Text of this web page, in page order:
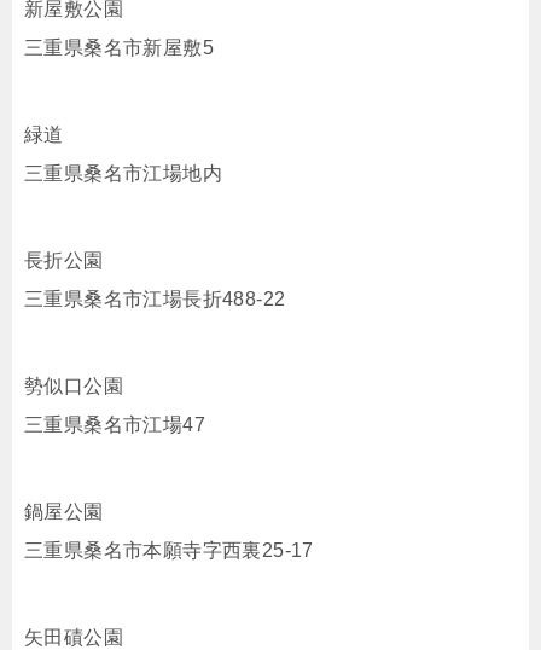
新屋敷公園
三重県桑名市新屋敷5
緑道
三重県桑名市江場地内
長折公園
三重県桑名市江場長折488-22
勢似口公園
三重県桑名市江場47
鍋屋公園
三重県桑名市本願寺字西裏25-17
矢田磧公園